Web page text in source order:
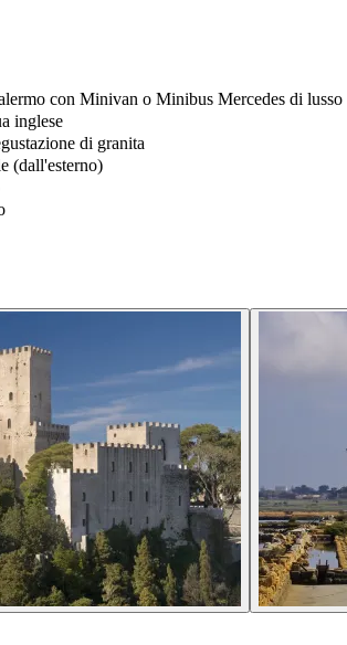
con Minivan o Minibus Mercedes di lusso
inglese
di granita
(dall'esterno)